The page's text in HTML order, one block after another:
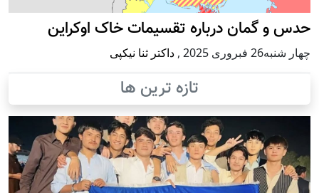
حدس و گمان درباره تقسیمات خاک اوکراین
چهار شنبه26 فبروری 2025 , داکتر ثنا نیکپی
تازه ترین ها